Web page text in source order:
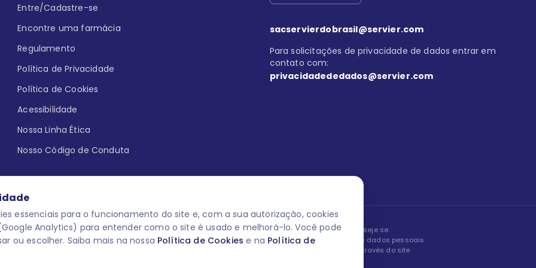
essenciais para o funcionamento do site e, com a sua autorização, cookies
Analytics) para entender como o site é usado e melhorá-lo. Você pode
ou escolher. Saiba mais na nossa Política de Cookies e na Política de
Entre/Cadastre-se
Encontre uma farmácia
Regulamento
Política de Privacidade
Política de Cookies
Acessibilidade
Nossa Linha Ética
Nosso Código de Conduta
sacservierdobrasil@servier.com
Para solicitações de privacidade de dados entrar em
contato com:
privacidadededados@servier.com
aqui uma reação adversa com
para o público leigo e para os
medicamentos. M-AS ONE-
O laboratório Servier do Brasil respeita os seus dados! Caso deseje se
descredenciar do Programa e apagar, editar ou corrigir os seus dados pessoais
você pode fazê-lo a qualquer momento entrando em contato através do site